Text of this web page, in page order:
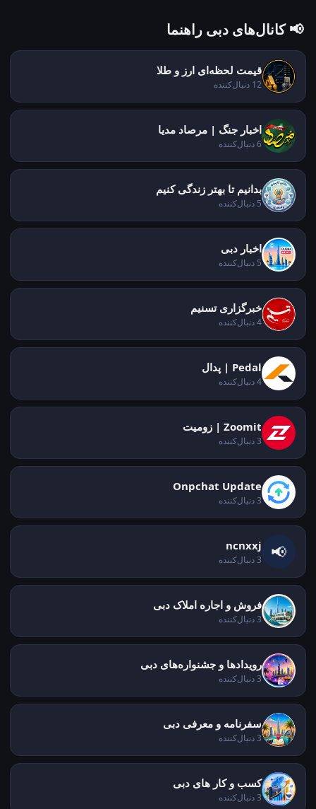
📢 کانال‌های دبی راهنما
قیمت لحظه‌ای ارز و طلا
12 دنبال‌کننده
اخبار جنگ | مرصاد مدیا
6 دنبال‌کننده
بدانیم تا بهتر زندگی کنیم
5 دنبال‌کننده
اخبار دبی
5 دنبال‌کننده
خبرگزاری تسنیم
4 دنبال‌کننده
Pedal | پدال
4 دنبال‌کننده
Zoomit | زومیت
3 دنبال‌کننده
Onpchat Update
3 دنبال‌کننده
📢
ncnxxj
3 دنبال‌کننده
فروش و اجاره املاک دبی
3 دنبال‌کننده
رویدادها و جشنواره‌های دبی
3 دنبال‌کننده
سفرنامه و معرفی دبی
3 دنبال‌کننده
کسب و کار های دبی
3 دنبال‌کننده